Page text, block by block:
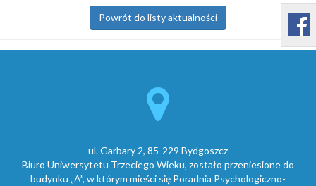
Powrót do listy aktualności
ul. Garbary 2, 85-229 Bydgoszcz
Biuro Uniwersytetu Trzeciego Wieku, zostało przeniesione do
budynku „A”, w którym mieści się Poradnia Psychologiczno-